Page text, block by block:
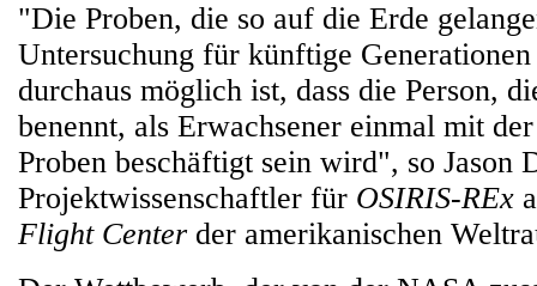
"Die Proben, die so auf die Erde
Untersuchung für künftige Generationen
durchaus möglich ist, dass die Person,
benennt, als Erwachsener einmal mit
Proben beschäftigt sein wird", so Jason
Projektwissenschaftler für OSIRIS-REx
Flight Center der amerikanischen